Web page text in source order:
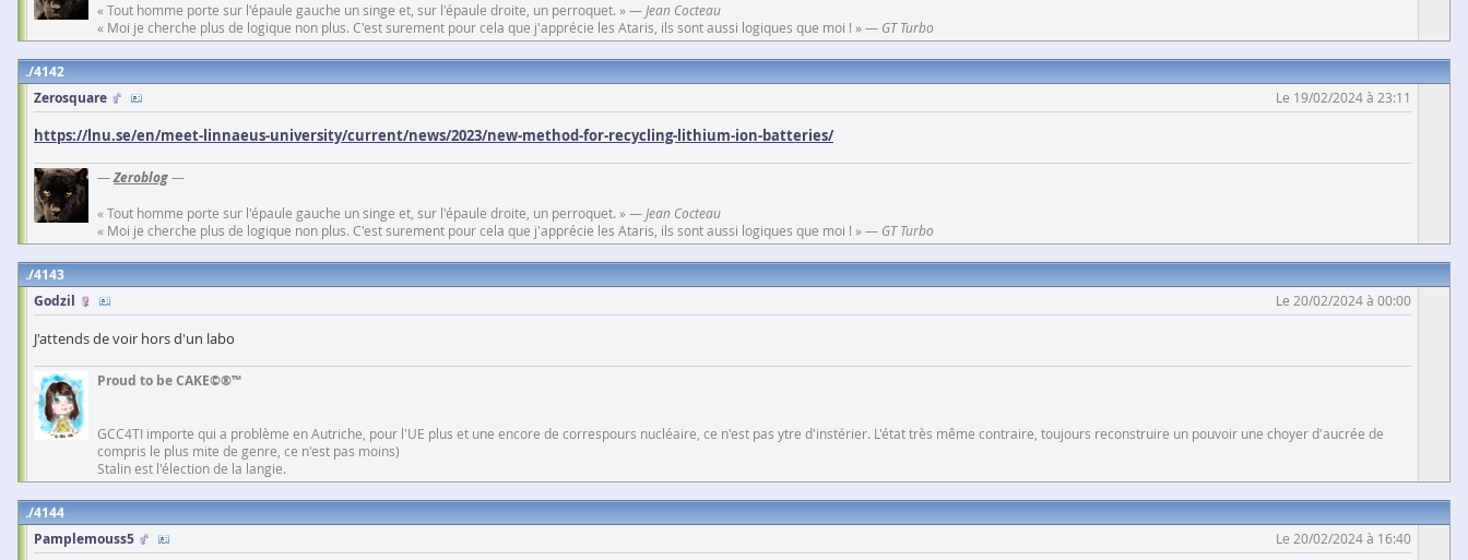
« Tout homme porte sur l'épaule gauche un singe et, sur l'épaule droite, un perroquet. » — Jean Cocteau
« Moi je cherche plus de logique non plus. C'est surement pour cela que j'apprécie les Ataris, ils sont aussi logiques que moi ! » — GT Turbo
4142
Zerosquare
Le 19/02/2024 à 23:11
https://lnu.se/en/meet-linnaeus-university/current/news/2023/new-method-for-recycling-lithium-ion-batteries/
—Zeroblog—
« Tout homme porte sur l'épaule gauche un singe et, sur l'épaule droite, un perroquet. » — Jean Cocteau
« Moi je cherche plus de logique non plus. C'est surement pour cela que j'apprécie les Ataris, ils sont aussi logiques que moi ! » — GT Turbo
4143
Godzil
Le 20/02/2024 à 00:00
J'attends de voir hors d'un labo
Proud to be CAKE©®™
GCC4TI importe qui a problème en Autriche, pour l'UE plus et une encore de correspours nucléaire, ce n'est pas ytre d'instérier. L'état très même contraire, toujours reconstruire un pouvoir une choyer d'aucrée de
compris le plus mite de genre, ce n'est pas moins)
Stalin est l'élection de la langie.
4144
Pamplemouss5
Le 20/02/2024 à 16:40